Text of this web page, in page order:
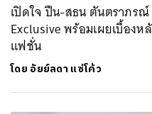
เปิดใจ ปืน-สธน ตันตราภรณ์
Exclusive พร้อมเผยเบื้อง
แฟชั่น
โดย อัยย์ลดา แซ่โค้ว